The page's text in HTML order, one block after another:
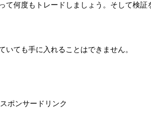
て何度もトレードしましょう。そして検証
ても手に入れることはできません。
スポンサードリンク